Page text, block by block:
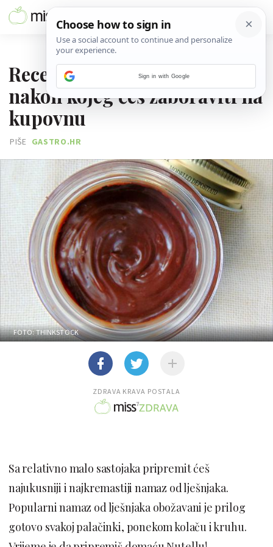
Recept za domaću Nutellu
nakon kojeg ćeš zaboraviti na
kupovnu
PIŠE GASTRO.HR
FOTO: THINKSTOCK
ZDRAVA KRAVA POSTALA
Sa relativno malo sastojaka pripremit ćeš
najukusniji i najkremastiji namaz od lješnjaka.
Popularni namaz od lješnjaka obožavani je prilog
gotovo svakoj palačinki, ponekom kolaču i kruhu.
Sign in with Google